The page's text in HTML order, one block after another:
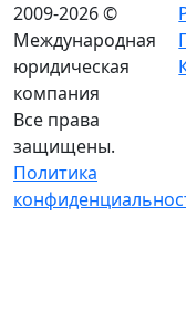
2009-2026 ©
Международная
юридическая
компания
Все права
защищены.
Политика